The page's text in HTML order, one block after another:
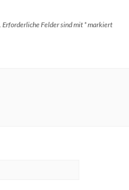
Erforderliche Felder sind mit *markiert